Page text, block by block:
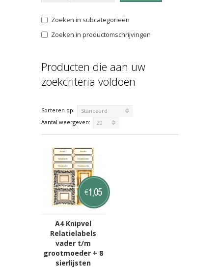
Zoeken in subcategorieën
Zoeken in productomschrijvingen
Producten die aan uw
zoekcriteria voldoen
Sorteren op:
Standaard
Aantal weergeven:
20
A4 Knipvel
Relatielabels
vader t/m
grootmoeder + 8
sierlijsten
€1,05